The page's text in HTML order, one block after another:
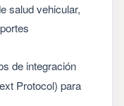
salud vehicular,
de integración
Protocol) para